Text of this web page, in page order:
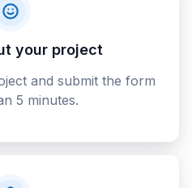
your project
and submit the form
5 minutes.